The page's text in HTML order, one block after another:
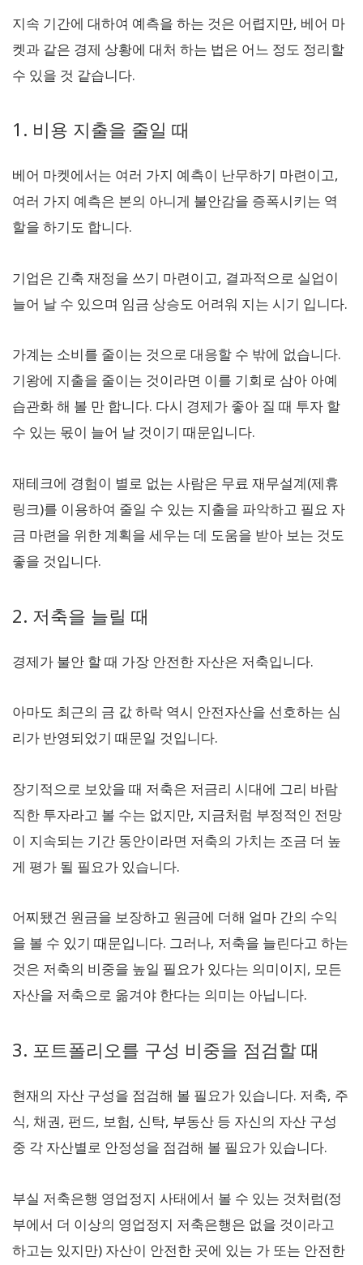
지속 기간에 대하여 예측을 하는 것은 어렵지만, 베어 마
켓과 같은 경제 상황에 대처 하는 법은 어느 정도 정리할
수 있을 것 같습니다.
1. 비용 지출을 줄일 때
베어 마켓에서는 여러 가지 예측이 난무하기 마련이고,
여러 가지 예측은 본의 아니게 불안감을 증폭시키는 역
할을 하기도 합니다.
기업은 긴축 재정을 쓰기 마련이고, 결과적으로 실업이
늘어 날 수 있으며 임금 상승도 어려워 지는 시기 입니다.
가계는 소비를 줄이는 것으로 대응할 수 밖에 없습니다.
기왕에 지출을 줄이는 것이라면 이를 기회로 삼아 아예
습관화 해 볼 만 합니다. 다시 경제가 좋아 질 때 투자 할
수 있는 몫이 늘어 날 것이기 때문입니다.
재테크에 경험이 별로 없는 사람은 무료 재무설계(제휴
링크)를 이용하여 줄일 수 있는 지출을 파악하고 필요 자
금 마련을 위한 계획을 세우는 데 도움을 받아 보는 것도
좋을 것입니다.
2. 저축을 늘릴 때
경제가 불안 할 때 가장 안전한 자산은 저축입니다.
아마도 최근의 금 값 하락 역시 안전자산을 선호하는 심
리가 반영되었기 때문일 것입니다.
장기적으로 보았을 때 저축은 저금리 시대에 그리 바람
직한 투자라고 볼 수는 없지만, 지금처럼 부정적인 전망
이 지속되는 기간 동안이라면 저축의 가치는 조금 더 높
게 평가 될 필요가 있습니다.
어찌됐건 원금을 보장하고 원금에 더해 얼마 간의 수익
을 볼 수 있기 때문입니다. 그러나, 저축을 늘린다고 하는
것은 저축의 비중을 높일 필요가 있다는 의미이지, 모든
자산을 저축으로 옮겨야 한다는 의미는 아닙니다.
3. 포트폴리오를 구성 비중을 점검할 때
현재의 자산 구성을 점검해 볼 필요가 있습니다. 저축, 주
식, 채권, 펀드, 보험, 신탁, 부동산 등 자신의 자산 구성
중 각 자산별로 안정성을 점검해 볼 필요가 있습니다.
부실 저축은행 영업정지 사태에서 볼 수 있는 것처럼(정
부에서 더 이상의 영업정지 저축은행은 없을 것이라고
하고는 있지만) 자산이 안전한 곳에 있는 가 또는 안전한